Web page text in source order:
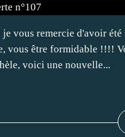
je vous remercie d'avoir
vous être formidable !!!!
voici une nouvelle...